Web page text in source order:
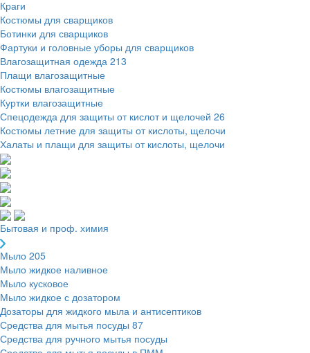
Краги
Костюмы для сварщиков
Ботинки для сварщиков
Фартуки и головные уборы для сварщиков
Влагозащитная одежда 213
Плащи влагозащитные
Костюмы влагозащитные
Куртки влагозащитные
Спецодежда для защиты от кислот и щелочей 26
Костюмы летние для защиты от кислоты, щелочи
Халаты и плащи для защиты от кислоты, щелочи
Бытовая и проф. химия
Мыло 205
Мыло жидкое наливное
Мыло кусковое
Мыло жидкое с дозатором
Дозаторы для жидкого мыла и антисептиков
Средства для мытья посуды 87
Средства для ручного мытья посуды